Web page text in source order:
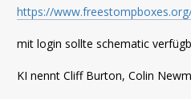
https://
mit login sollte schematic
KI nennt Cliff Burton, Colin